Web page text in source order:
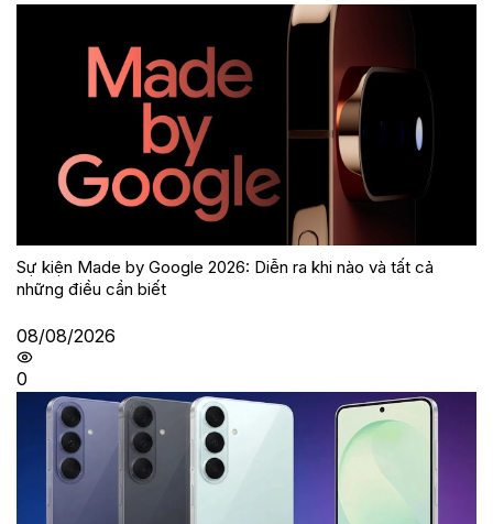
Sự kiện Made by Google 2026: Diễn ra khi nào và tất cả
những điều cần biết
08/08/2026
0